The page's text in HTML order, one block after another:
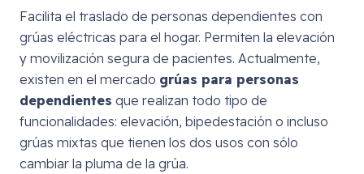
Facilita el traslado de personas dependientes con
grúas eléctricas para el hogar. Permiten la elevación
y movilización segura de pacientes. Actualmente,
existen en el mercado grúas para personas
dependientes que realizan todo tipo de
funcionalidades: elevación, bipedestación o incluso
grúas mixtas que tienen los dos usos con sólo
cambiar la pluma de la grúa.